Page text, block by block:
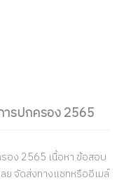
ารปกครอง 2565
อง 2565 เนื้อหา ข้อสอบ
ย จัดส่งทางแชทหรืออีเมล์